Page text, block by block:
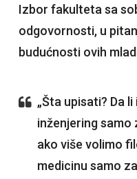
Izbor fakulteta sa
odgovornosti, u
budućnosti ovih
„Šta upisati? Da
inženjering
ako više volimo
medicinu samo